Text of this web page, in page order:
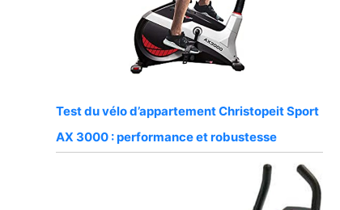
Test du vélo d’appartement Christopeit Sport
AX 3000 : performance et robustesse